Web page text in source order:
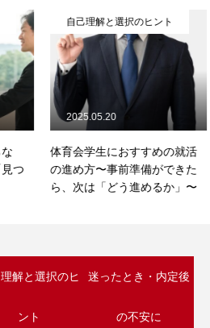
自己理解と選択のヒント
体育会学生におすすめの就活
の進め方〜事前準備ができた
ら、次は「どう進めるか」〜
2025.05.20
解と選択のヒ
ント
迷ったとき・内定後
の不安に